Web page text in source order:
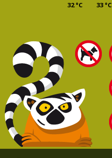
32 °C 33 °C